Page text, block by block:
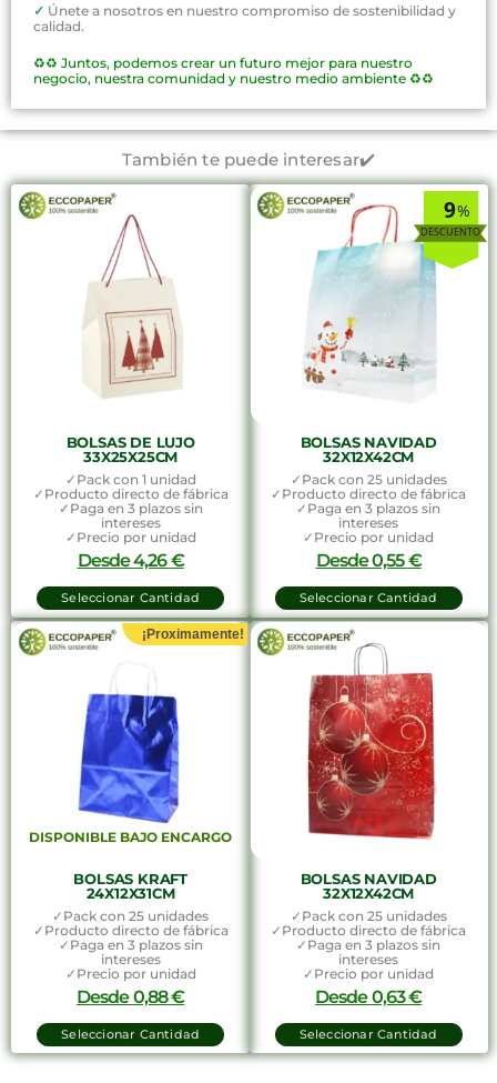
✓ Únete a nosotros en nuestro compromiso de sostenibilidad y
calidad.
♻️♻️ Juntos, podemos crear un futuro mejor para nuestro
negocio, nuestra comunidad y nuestro medio ambiente ♻️♻️
También te puede interesar✔️
BOLSAS DE LUJO
33X25X25CM
✓Pack con 1 unidad
✓Producto directo de fábrica
✓Paga en 3 plazos sin
intereses
✓Precio por unidad
Desde4,26€
Seleccionar Cantidad
%
9
BOLSAS NAVIDAD
32X12X42CM
✓Pack con 25 unidades
✓Producto directo de fábrica
✓Paga en 3 plazos sin
intereses
✓Precio por unidad
Desde0,55€
Seleccionar Cantidad
¡Proximamente!
DISPONIBLE BAJO ENCARGO
BOLSAS KRAFT
24X12X31CM
✓Pack con 25 unidades
✓Producto directo de fábrica
✓Paga en 3 plazos sin
intereses
✓Precio por unidad
Desde0,88€
Seleccionar Cantidad
BOLSAS NAVIDAD
32X12X42CM
✓Pack con 25 unidades
✓Producto directo de fábrica
✓Paga en 3 plazos sin
intereses
✓Precio por unidad
Desde0,63€
Seleccionar Cantidad